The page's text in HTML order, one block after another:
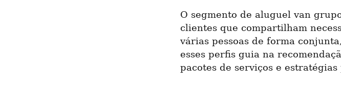
O segmento de aluguel van
clientes que compartilham
várias pessoas de forma
esses perfis guia na
pacotes de serviços e